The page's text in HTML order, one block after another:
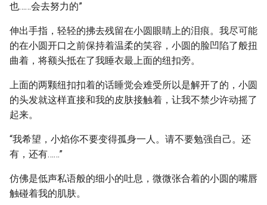
也……会去努力的”
伸出手指，轻轻的拂去残留在小圆眼睛上的泪痕。我尽可能
的在小圆开口之前保持着温柔的笑容，小圆的脸凹陷了般扭
曲着，将额头抵在了我睡衣最上面的纽扣旁。
上面的两颗纽扣扣着的话睡觉会难受所以是解开了的，小圆
的头发就这样直接和我的皮肤接触着，让我不禁少许动摇了
起来。
“我希望，小焰你不要变得孤身一人。请不要勉强自己。还
有，还有……”
仿佛是低声私语般的细小的吐息，微微张合着的小圆的嘴唇
触碰着我的肌肤。